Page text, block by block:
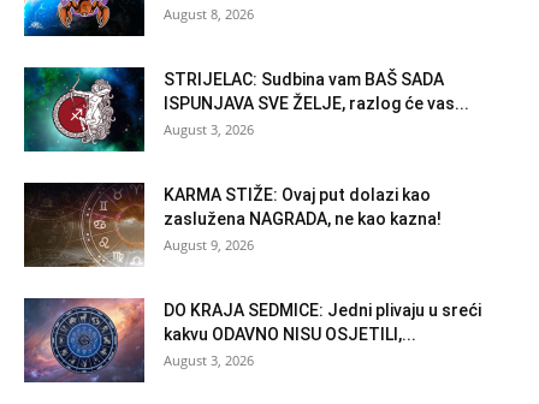
August 8, 2026
STRIJELAC: Sudbina vam BAŠ SADA
ISPUNJAVA SVE ŽELJE, razlog će vas...
August 3, 2026
KARMA STIŽE: Ovaj put dolazi kao
zaslužena NAGRADA, ne kao kazna!
August 9, 2026
DO KRAJA SEDMICE: Jedni plivaju u sreći
kakvu ODAVNO NISU OSJETILI,...
August 3, 2026